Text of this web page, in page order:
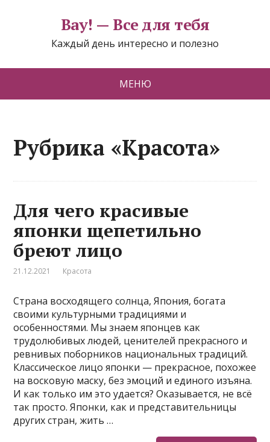
Вау! — Все для тебя
Каждый день интересно и полезно
МЕНЮ
Рубрика «Красота»
Для чего красивые
японки щепетильно
бреют лицо
21.12.2021 Красота
Страна восходящего солнца, Япония, богата
своими культурными традициями и
особенностями. Мы знаем японцев как
трудолюбивых людей, ценителей прекрасного и
ревнивых поборников национальных традиций.
Классическое лицо японки — прекрасное, похожее
на восковую маску, без эмоций и единого изъяна.
И как только им это удается? Оказывается, не всё
так просто. Японки, как и представительницы
других стран, жить …